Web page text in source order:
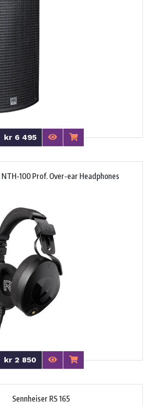
kr 6 495
NTH-100 Prof. Over-ear Headphones
kr 2 850
Sennheiser RS 165